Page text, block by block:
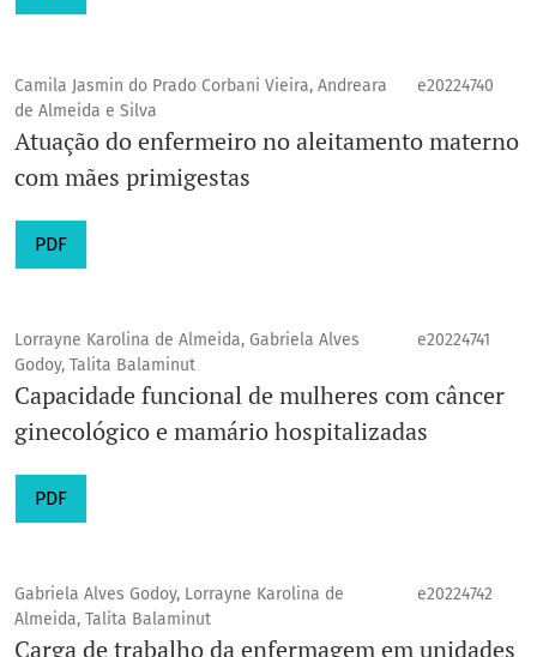
Camila Jasmin do Prado Corbani Vieira, Andreara
de Almeida e Silva
e20224740
Atuação do enfermeiro no aleitamento materno
com mães primigestas
PDF
Lorrayne Karolina de Almeida, Gabriela Alves
Godoy, Talita Balaminut
e20224741
Capacidade funcional de mulheres com câncer
ginecológico e mamário hospitalizadas
PDF
Gabriela Alves Godoy, Lorrayne Karolina de
Almeida, Talita Balaminut
e20224742
Carga de trabalho da enfermagem em unidades